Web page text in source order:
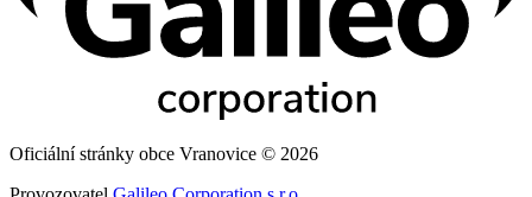
Oficiální stránky obce Vranovice © 2026